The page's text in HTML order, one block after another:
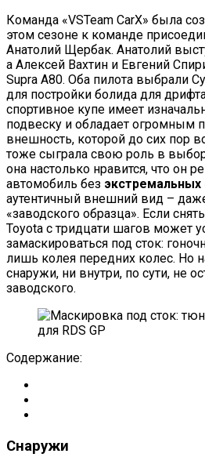
Команда «VSTeam CarX» была
этом сезоне к команде
Анатолий Щербак. Анатолий
а Алексей Вахтин и Евгений
Supra A80. Оба пилота выбрали
для постройки болида для
спортивное купе имеет
подвеску и обладает огромным
внешность, которой до сих пор
тоже сыграла свою роль в
она настолько нравится, что он
автомобиль без экстремальных
аутентичный внешний вид –
«заводского образца». Если
Toyota с тридцати шагов может
замаскироваться под сток:
лишь колея передних колес. Но
снаружи, ни внутри, по сути, не
заводского.
Содержание:
Снаружи